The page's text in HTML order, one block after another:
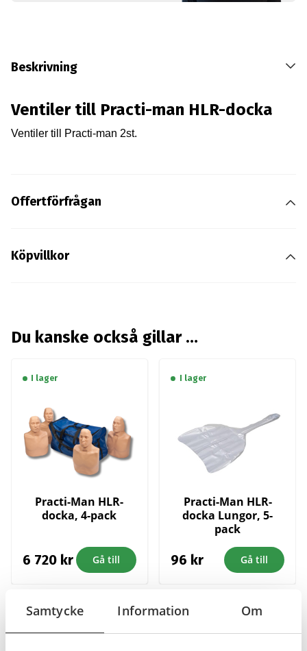
Samtycke Information Om
Beskrivning
Ventiler till Practi-man HLR-docka
Ventiler till Practi-man 2st.
Offertförfrågan
Köpvillkor
Du kanske också gillar …
I lager
Practi-Man HLR-
docka, 4-pack
6 720 kr Gå till
I lager
Practi-Man HLR-
docka Lungor, 5-
pack
96 kr Gå till